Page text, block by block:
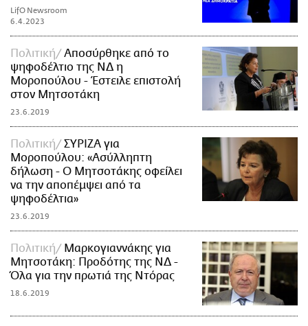
LifO Newsroom
6.4.2023
Πολιτική
Αποσύρθηκε από το
ψηφοδέλτιο της ΝΔ η
Μοροπούλου - Έστειλε επιστολή
στον Μητσοτάκη
23.6.2019
Πολιτική
ΣΥΡΙΖΑ για
Μοροπούλου: «Ασύλληπτη
δήλωση - Ο Μητσοτάκης οφείλει
να την αποπέμψει από τα
ψηφοδέλτια»
23.6.2019
Πολιτική
Μαρκογιαννάκης για
Μητσοτάκη: Προδότης της ΝΔ -
Όλα για την πρωτιά της Ντόρας
18.6.2019